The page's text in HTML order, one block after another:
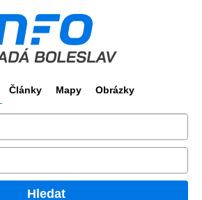
Články Mapy Obrázky
Hledat